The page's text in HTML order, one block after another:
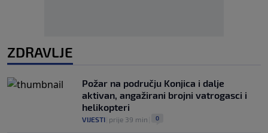
ZDRAVLJE
Požar na području Konjica i dalje
aktivan, angažirani brojni vatrogasci i
helikopteri
VIJESTI prije 39 min 0